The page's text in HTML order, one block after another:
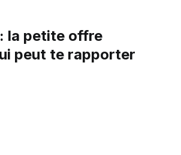
la petite offre
peut te rapporter